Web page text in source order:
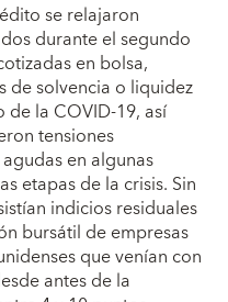
se relajaron
durante el segundo
en bolsa,
de solvencia o liquidez
de la COVID-19, así
tensiones
en algunas
etapas de la crisis. Sin
indicios residuales
bursátil de empresas
que venían con
antes de la